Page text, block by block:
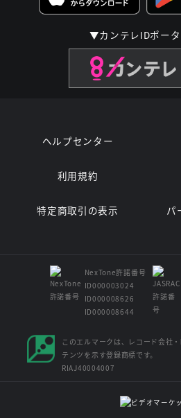
▼カンテレIDポー
ヘルプセンター
利用規約
特定商取引の表示
パ
NexTone許諾番号
ID000003024
ID000008626
ID000008644
このエルマークは、レコード会社
テンツを示す登録商標です。
RIAJ40004007